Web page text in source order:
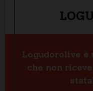
Logudorolive è
che non